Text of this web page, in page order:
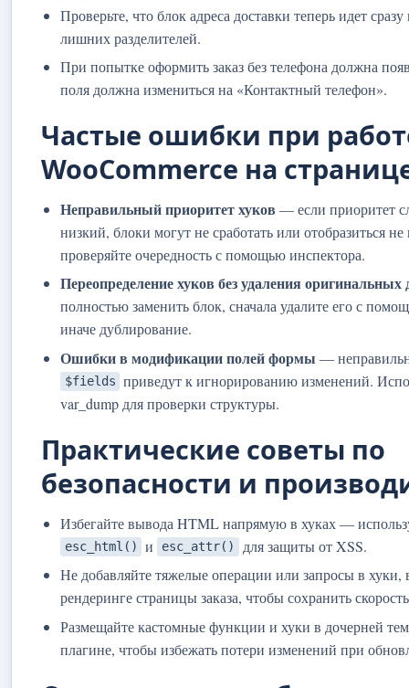
Проверьте, что блок адреса доставки теперь идет
лишних разделителей.
При попытке оформить заказ без телефона должна
поля должна измениться на «Контактный телефон».
Частые ошибки при
WooCommerce на
Неправильный приоритет хуков — если приоритет
низкий, блоки могут не сработать или отобразиться
проверяйте очередность с помощью инспектора.
Переопределение хуков без удаления оригинальных
полностью заменить блок, сначала удалите его с
иначе дублирование.
Ошибки в модификации полей формы —
$fields приведут к игнорированию изменений.
var_dump для проверки структуры.
Практические советы по
безопасности и
Избегайте вывода HTML напрямую в хуках —
esc_html() и esc_attr()
для защиты от XSS.
Не добавляйте тяжелые операции или запросы в
рендеринге страницы заказа, чтобы сохранить
Размещайте кастомные функции и хуки в дочерней
плагине, чтобы избежать потери изменений при